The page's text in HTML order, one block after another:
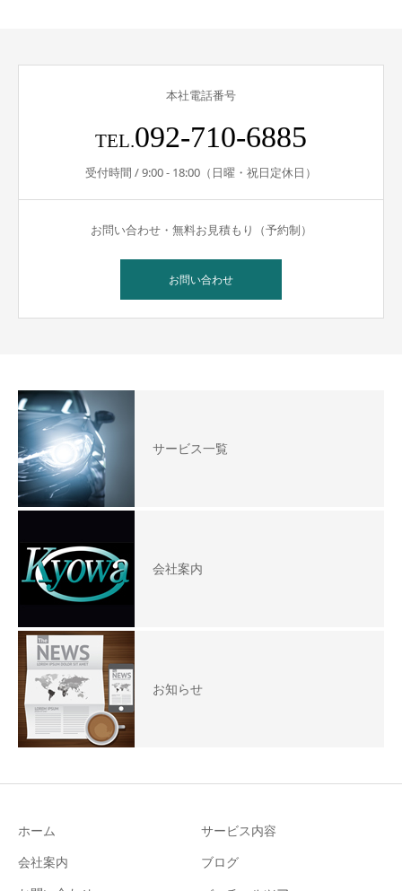
本社電話番号
TEL.092-710-6885
受付時間 / 9:00 - 18:00（日曜・祝日定休日）
お問い合わせ・無料お見積もり（予約制）
お問い合わせ
サービス一覧
会社案内
お知らせ
ホーム
サービス内容
会社案内
ブログ